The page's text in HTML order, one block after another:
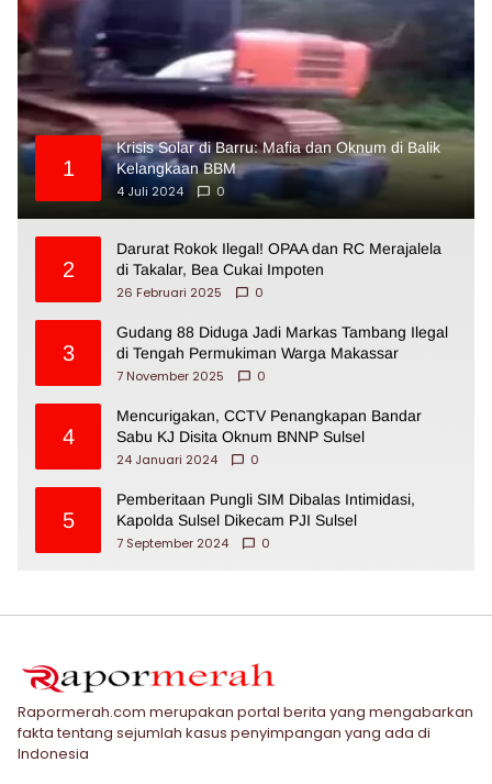
1
Krisis Solar di Barru: Mafia dan Oknum di Balik
Kelangkaan BBM
4 Juli 2024
0
2
Darurat Rokok Ilegal! OPAA dan RC Merajalela
di Takalar, Bea Cukai Impoten
26 Februari 2025
0
3
Gudang 88 Diduga Jadi Markas Tambang Ilegal
di Tengah Permukiman Warga Makassar
7 November 2025
0
4
Mencurigakan, CCTV Penangkapan Bandar
Sabu KJ Disita Oknum BNNP Sulsel
24 Januari 2024
0
5
Pemberitaan Pungli SIM Dibalas Intimidasi,
Kapolda Sulsel Dikecam PJI Sulsel
7 September 2024
0
Rapormerah.com merupakan portal berita yang mengabarkan
fakta tentang sejumlah kasus penyimpangan yang ada di
Indonesia